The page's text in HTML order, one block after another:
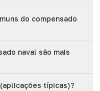
do compensado
naval são mais
típicas)?